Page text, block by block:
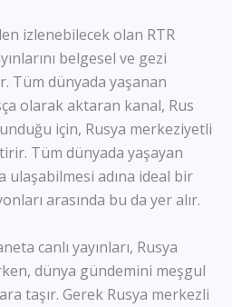
izlenebilecek olan RTR
belgesel ve gezi
Tüm dünyada yaşanan
olarak aktaran kanal, Rus
için, Rusya merkeziyetli
Tüm dünyada yaşayan
ulaşabilmesi adına ideal bir
arasında bu da yer alır.
canlı yayınları, Rusya
dünya gündemini meşgul
taşır. Gerek Rusya merkezli